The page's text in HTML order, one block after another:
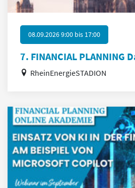
08.09.2026 9:00 bis 17:00
7. FINANCIAL PLANNING
RheinEnergieSTADION